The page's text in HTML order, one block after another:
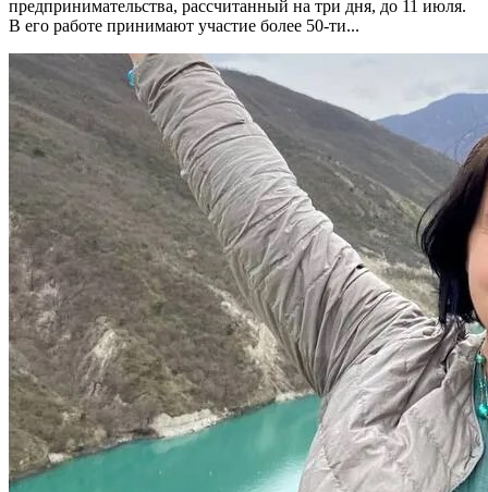
предпринимательства, рассчитанный на три дня, до 11 июля.
В его работе принимают участие более 50-ти...